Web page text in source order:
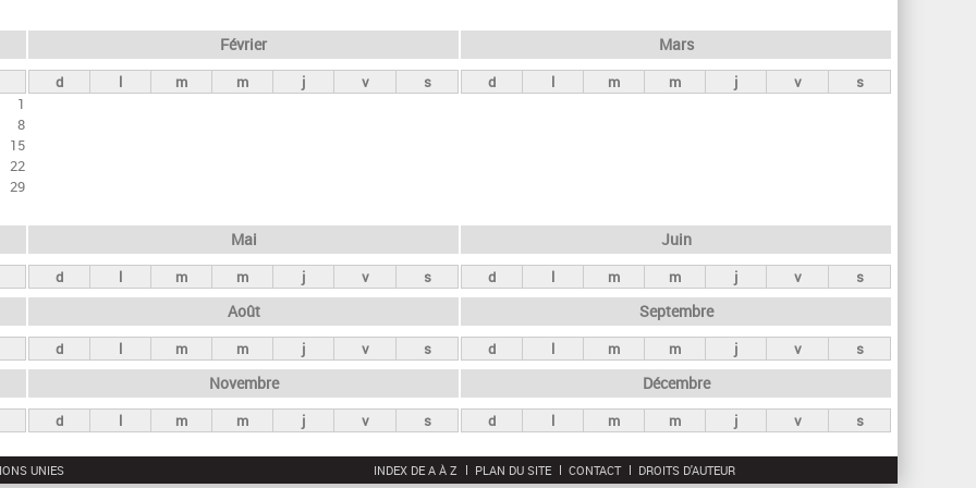
r
c
1
8
15
22
29
Février
d l m m j v s
Mars
d l m m j v s
Mai
d l m m j v s
Juin
d l m m j v s
Août
d l m m j v s
Septembre
d l m m j v s
Novembre
d l m m j v s
Décembre
d l m m j v s
UNIES INDEX DE A À Z PLAN DU SITE CONTACT DROITS D'AUTEUR